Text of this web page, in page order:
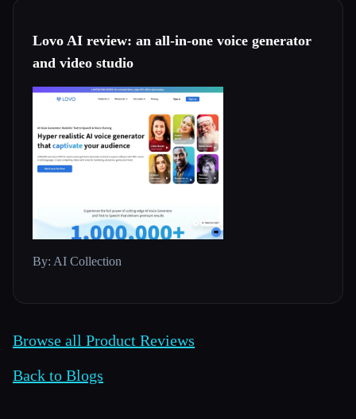
Lovo AI review: an all-in-one voice generator
and video studio
By: AI Collection
Browse all Product Reviews
Back to Blogs